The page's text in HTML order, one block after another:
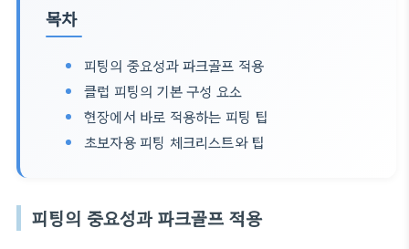
목차
피팅의 중요성과 파크골프 적용
클럽 피팅의 기본 구성 요소
현장에서 바로 적용하는 피팅 팁
초보자용 피팅 체크리스트와 팁
피팅의 중요성과 파크골프 적용